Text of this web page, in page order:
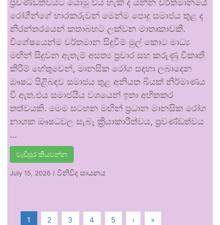
ප්‍රචණ්ඩත්වයට යොමු විය හැකි ද යන්න වර්තමානයේ
රෝගීන්ගේ භාරකරුවන් මෙන්ම පොදු සමාජය තුළ ද
නිරන්තරයෙන් කතාබහට ලක්වන මාතෘකාවකි.
විශේෂයෙන්ම වර්තමාන සිදුවීම් මුල් කොට මාධ්‍ය
මඟින් සිදුවන ඇතැම් අසත්‍ය ප්‍රචාර සහ කරුණු විකෘති
කිරීම් හේතුවෙන්, මානසික රෝග සඳහා ලබාදෙන
ඖෂධ පිළිබඳව සමාජය තුළ අනියත බියක් නිර්මාණය
වී ඇත.එය සමාජයීය වශයෙන් ඉතා අහිතකර
තත්වයකි. මෙම සටහන මඟින් ප්‍රධාන මානසික රෝග
නාශක ඖෂධවල සැබෑ ක්‍රියාකාරීත්වය, ප්‍රචණ්ඩත්වය
…
වැඩිපුර කියවන්න
July 15, 2026 / විනිවිද සායනය
1 2 3 4 5 › »